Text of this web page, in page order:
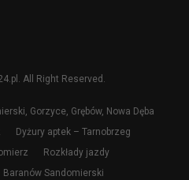
All Right Reserved.
Gorzyce, Grębów, Nowa Dęba
Dyżury aptek – Tarnobrzeg
Rozkłady jazdy
Sandomierski